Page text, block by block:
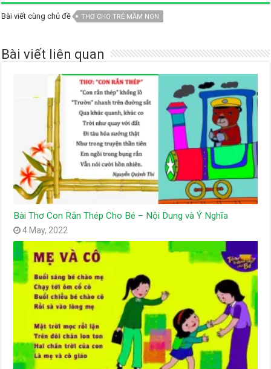
Bài viết cùng chủ đề THƠ CHO TRẺ MẦM NON
Bài viết liên quan
Bài Thơ Con Rắn Thép Cho Bé – Nội Dung và Ý Nghĩa
4 May, 2022